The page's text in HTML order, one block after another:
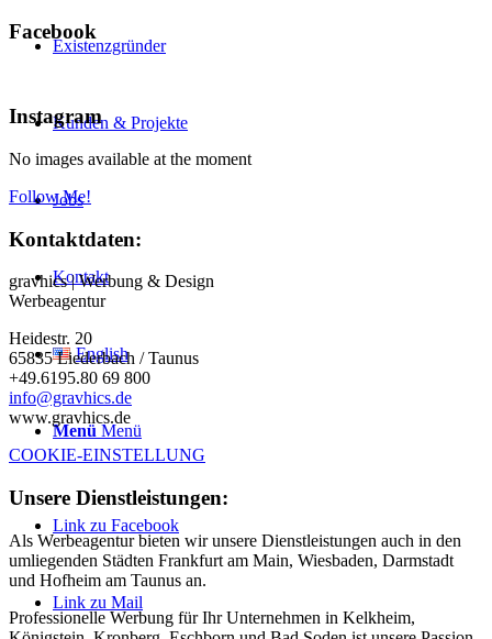
Existenzgründer
Kunden & Projekte
Jobs
Kontakt
English
Menü Menü
Link zu Facebook
Link zu Mail
Facebook
Instagram
No images available at the moment
Follow Me!
Kontaktdaten:
gravhics | Werbung & Design
Werbeagentur
Heidestr. 20
65835 Liederbach / Taunus
+49.6195.80 69 800
info@gravhics.de
www.gravhics.de
COOKIE-EINSTELLUNG
Unsere Dienstleistungen:
Als Werbeagentur bieten wir unsere Dienstleistungen auch in den
umliegenden Städten Frankfurt am Main, Wiesbaden, Darmstadt
und Hofheim am Taunus an.
Professionelle Werbung für Ihr Unternehmen in Kelkheim,